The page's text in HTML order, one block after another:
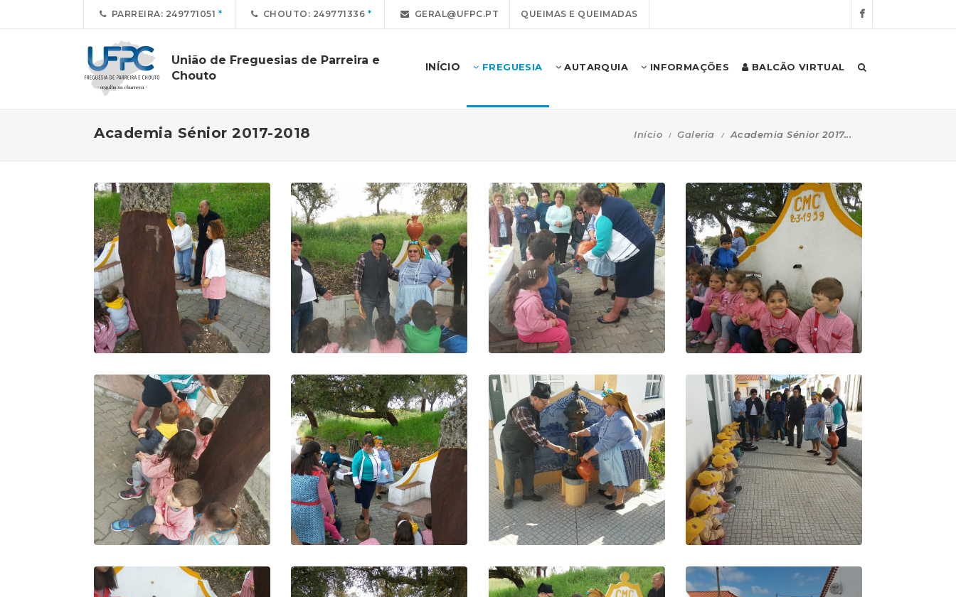
PARREIRA: 249771051 CHOUTO: 249771336 GERAL@UFPC.PT QUEIMAS E QUEIMADAS
União de Freguesias de Parreira e
Chouto
INÍCIO FREGUESIA AUTARQUIA INFORMAÇÕES BALCÃO VIRTUAL
Academia Sénior 2017-2018 Início Galeria Academia Sénior 2017...